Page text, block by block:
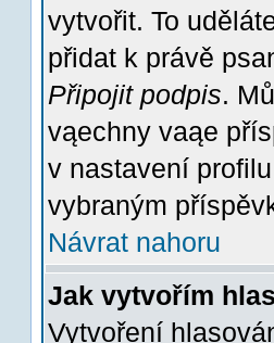
vytvořit. To
přidat k právě
Připojit podpis.
vąechny vaąe
v nastavení
vybraným
Návrat nahoru
Jak vytvořím
Vytvoření